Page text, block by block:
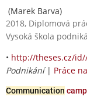
(Marek Barva)
2018, Diplomová
Vysoká škola
• http://theses.cz/
Podnikání| Práce
Communication